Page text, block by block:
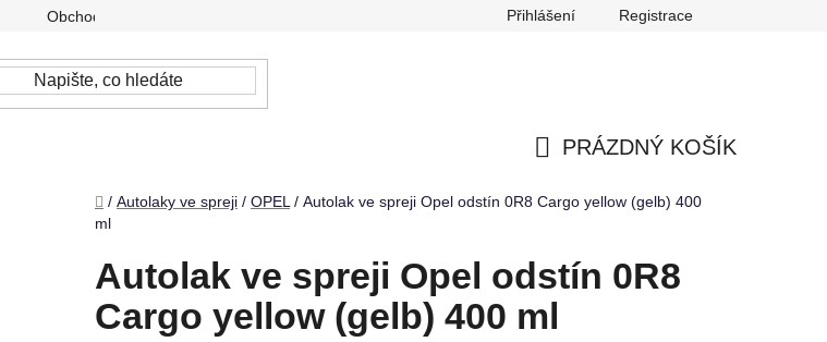
Obchodní podmínky Reklamace Odstoupení od smlouvy
Přihlášení Registrace
PRÁZDNÝ KOŠÍK
Domů
/ Autolaky ve spreji / OPEL / Autolak ve spreji Opel odstín 0R8 Cargo yellow (gelb) 400
ml
Autolak ve spreji Opel odstín 0R8
Cargo yellow (gelb) 400 ml